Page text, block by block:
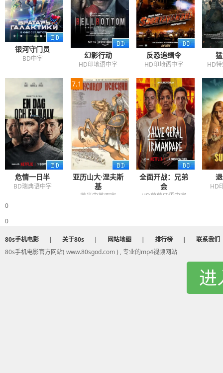
银河守门员
BD中字 幻影行动
HD印地语中字
反恐追缉令
HD印地语中字 HD
危情一日半
BD瑞典语中字
7.1
亚历山大·涅夫斯
基
蓝光中英双字
全面开战：兄弟
会
HD葡萄牙语中字
HD
0
0
80s手机电影 | 关于80s | 网站地图 | 排行榜 |
联系我们
80s手机电影官方网站( www.80sgod.com ) , 专业的mp4视频网站
进